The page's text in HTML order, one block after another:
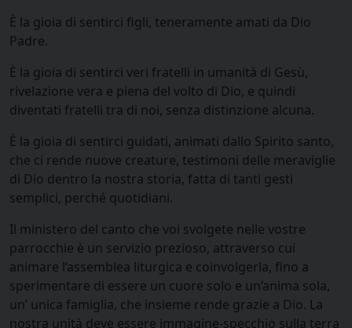
È la gioia di sentirci figli, teneramente amati da Dio
Padre.
È la gioia di sentirci veri fratelli in umanità di Gesù,
rivelazione vera e piena del volto di Dio, e quindi
diventati fratelli tra di noi, senza distinzione alcuna.
È la gioia di sentirci guidati, animati dallo Spirito santo,
che ci rende nuove creature, testimoni delle meraviglie
di Dio dentro la nostra storia, fatta di tanti gesti
semplici, perché quotidiani.
Il ministero del canto che voi svolgete nelle vostre
parrocchie è un servizio prezioso, attraverso cui
animare l’assemblea liturgica e coinvolgerla, fino a
sperimentare di essere un cuore solo e un’anima sola,
un’ unica famiglia, che insieme rende grazie a Dio. La
nostra unità deve essere immagine-specchio sulla terra